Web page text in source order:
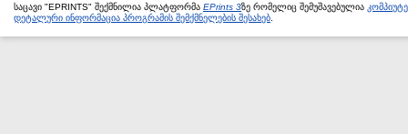
საცავი "EPRINTS" შექმნილია პლატფორმა EPrints 3ზე რომელიც შემუშავებულია
დეტალური ინფორმაცია პროგრამის შემქმნელების შესახებ